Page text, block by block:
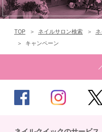
TOP ネイルサロン検索
キャンペーン